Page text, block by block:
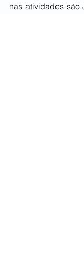
nas atividades são